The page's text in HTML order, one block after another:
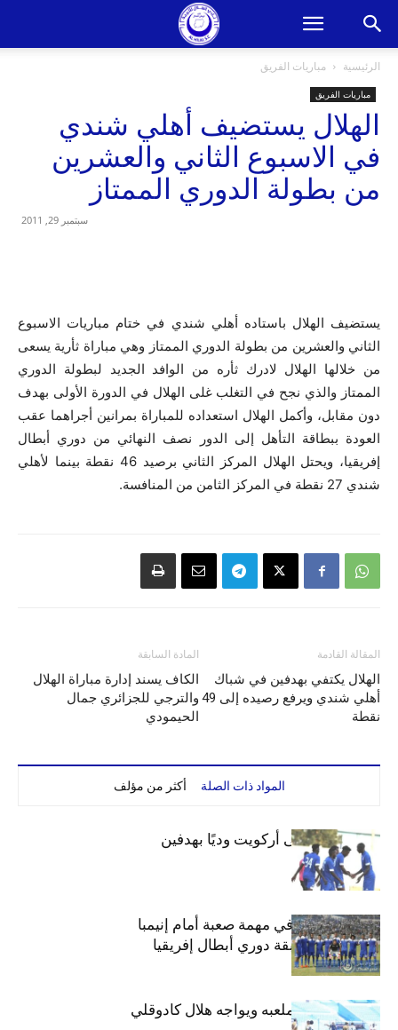
الرئيسية مباريات الفريق
مباريات الفريق
الهلال يستضيف أهلي شندي
في الاسبوع الثاني والعشرين
من بطولة الدوري الممتاز
سبتمبر 29, 2011
يستضيف الهلال باستاده أهلي شندي في ختام مباريات الاسبوع
الثاني والعشرين من بطولة الدوري الممتاز وهي مباراة ثأرية يسعى
من خلالها الهلال لادرك ثأره من الوافد الجديد لبطولة الدوري
الممتاز والذي نجح في التغلب غلى الهلال في الدورة الأولى بهدف
دون مقابل، وأكمل الهلال استعداده للمباراة بمرانين أجراهما عقب
العودة ببطاقة التأهل إلى الدور نصف النهائي من دوري أبطال
إفريقيا، ويحتل الهلال المركز الثاني برصيد 46 نقطة بينما لأهلي
شندي 27 نقطة في المركز الثامن من المنافسة.
المادة السابقة
الكاف يسند إدارة مباراة الهلال
والترجي للجزائري جمال
الحيمودي
المقالة القادمة
الهلال يكتفي بهدفين في شباك
أهلي شندي ويرفع رصيده إلى 49
نقطة
المواد ذات الصلة أكثر من مؤلف
الهلال يفوز على أركويت وديًا بهدفين
هلال السودان في مهمة صعبة أمام إنيمبا
النيجيري بمسابقة دوري أبطال إفريقيا
الهلال يتدرب بملعبه ويواجه هلال كادوقلي